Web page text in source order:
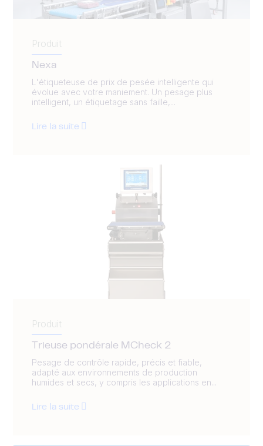
Produit
Nexa
L'étiqueteuse de prix de pesée intelligente qui
évolue avec votre maniement. Un pesage plus
intelligent, un étiquetage sans faille,...
Lire la suite
Produit
Trieuse pondérale MCheck 2
Pesage de contrôle rapide, précis et fiable,
adapté aux environnements de production
humides et secs, y compris les applications en...
Lire la suite